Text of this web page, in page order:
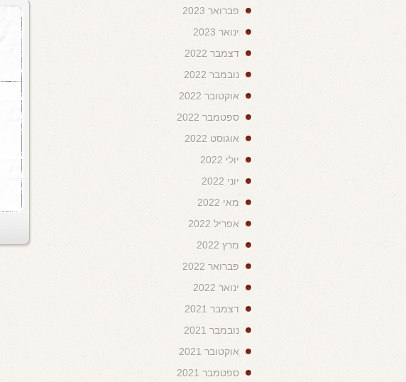
פברואר 2023
ינואר 2023
דצמבר 2022
נובמבר 2022
אוקטובר 2022
ספטמבר 2022
אוגוסט 2022
יולי 2022
יוני 2022
מאי 2022
אפריל 2022
מרץ 2022
פברואר 2022
ינואר 2022
דצמבר 2021
נובמבר 2021
אוקטובר 2021
ספטמבר 2021